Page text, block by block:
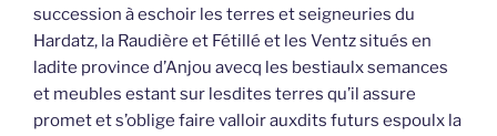
succession à eschoir les terres et seigneuries du
Hardatz, la Raudière et Fétillé et les Ventz situés en
ladite province d’Anjou avecq les bestiaulx semances
et meubles estant sur lesdites terres qu’il assure
promet et s’oblige faire valloir auxdits futurs espoulx la